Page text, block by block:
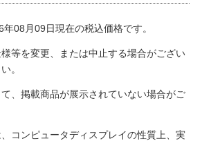
08月09日現在の税込価格です。
等を変更、または中止する場合がござい
。
、掲載商品が展示されていない場合がご
コンピュータディスプレイの性質上、実